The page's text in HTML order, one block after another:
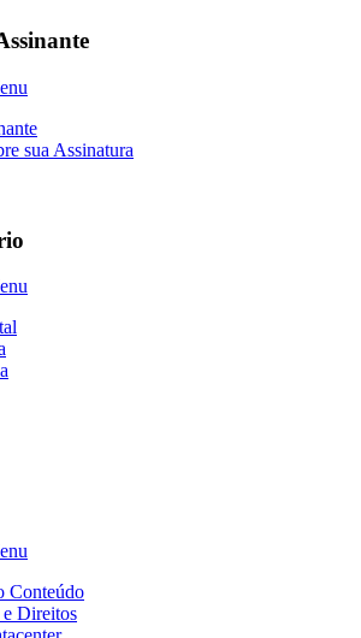
sua Assinatura
Conteúdo
Direitos